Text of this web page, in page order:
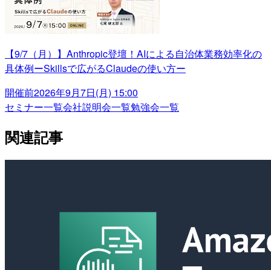
【9/7（月）】Anthropic登壇！AIによる自治体業務効率化の
具体例ーSkillsで広がるClaudeの使い方ー
開催前2026年9月7日(月) 15:00
セミナー一覧会社説明会一覧勉強会一覧
関連記事